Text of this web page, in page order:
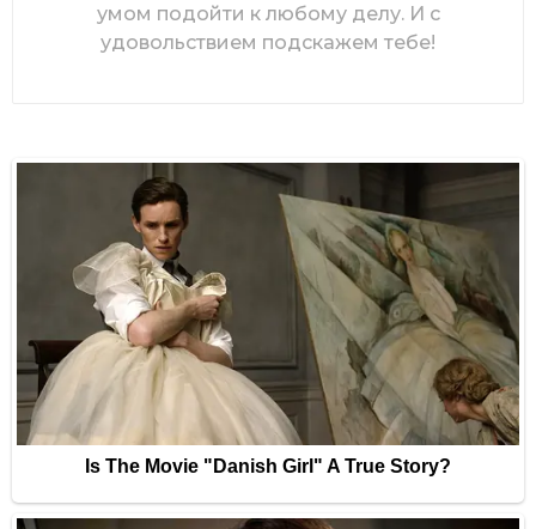
умом подойти к любому делу. И с
удовольствием подскажем тебе!